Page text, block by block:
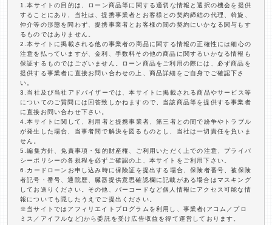
1.本サイトの目的は、ローン商品等に関する適切な情報と選択の機会を提供
することにあり、当社は、提携事業者とお客様との契約締結の代理、斡旋、
仲介等の形態を問わず、提携事業者とお客様の間の契約にいかなる関与もす
るものではありません。
2.本サイトに掲載される他の事業者の商品に関する情報の正確性には細心の
注意を払っていますが、金利、手数料その他の商品に関するいかなる情報も
保証するものではございません。ローン商品をご利用の際には、必ず商品を
提供する事業者に直接お問い合わせの上、商品詳細をご自身でご確認下さ
い。
3.当社及び当社アドバイザーでは、本サイトに掲載される商品やサービス等
についてのご質問には回答致しかねますので、当該商品等を提供する事業者
に直接お問い合わせ下さい。
4.本サイトに関して、利用者と提携事業者、第三者との間で紛争やトラブル
が発生した場合、当事者間で解決を図るものとし、当社は一切責任を負いま
せん。
5.編集方針、免責事項・知的財産権、ご利用いただく上での注意、プライバ
シーポリシーの各規程を必ずご確認の上、本サイトをご利用下さい。
6.カードローンお申し込み時に保険証を提出する場合、保険者番号、被保険
者記号・番号、通院歴、臓器提供意思確認欄に記載がある場合はマスキング
してお送りください。その他、バーコードなど個人情報にアクセス可能な情
報についても隠したうえでご提出ください。
※当サイトではアフィリエイトプログラムを利用し、事業者(アコム／プロ
ミス／アイフルなど)から委託を受け広告収益を得て運営しております。